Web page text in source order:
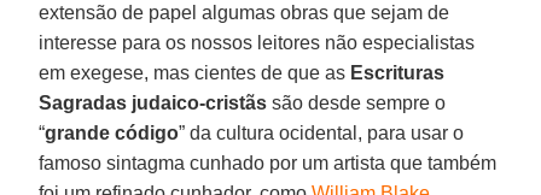
extensão de papel algumas obras que sejam de
interesse para os nossos leitores não especialistas
em exegese, mas cientes de que as Escrituras
Sagradas judaico-cristãs são desde sempre o
“grande código” da cultura ocidental, para usar o
famoso sintagma cunhado por um artista que também